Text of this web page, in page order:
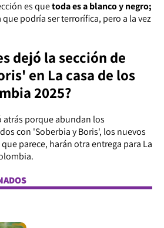
es quetoda es a blanco y negro;
podría ser terrorífica, pero a la vez
dejó la sección de
en La casa de los
2025?
atrás porque abundan los
con 'Soberbia y Boris', los nuevos
parece, harán otra entrega para La